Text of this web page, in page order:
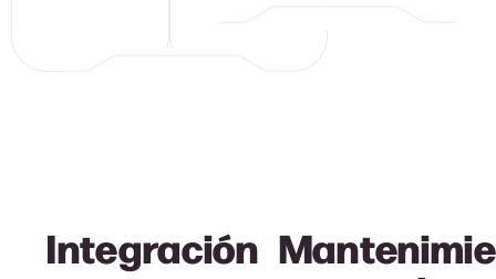
Integración